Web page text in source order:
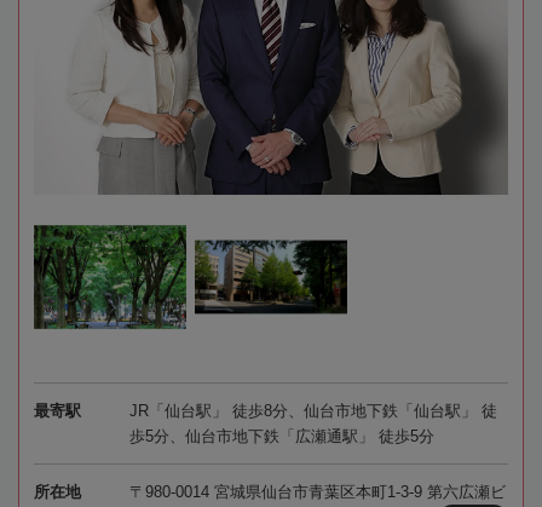
最寄駅
JR「仙台駅」 徒歩8分、仙台市地下鉄「仙台駅」 徒
歩5分、仙台市地下鉄「広瀬通駅」 徒歩5分
所在地
〒980-0014 宮城県仙台市青葉区本町1-3-9 第六広瀬ビ